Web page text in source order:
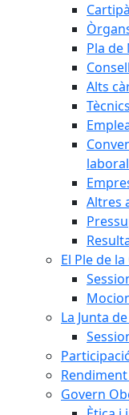
Pla
Alts
Altres
El Ple de
La Junta
Govern